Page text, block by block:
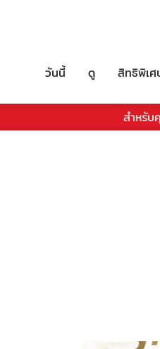
วันนี้ ดู สิทธิพิเศ
สำหรั